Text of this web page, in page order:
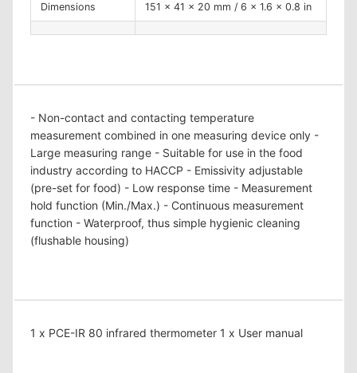
Dimensions 151 x 41 x 20 mm / 6 x 1.6 x 0.8 in
- Non-contact and contacting temperature
measurement combined in one measuring device only -
Large measuring range - Suitable for use in the food
industry according to HACCP - Emissivity adjustable
(pre-set for food) - Low response time - Measurement
hold function (Min./Max.) - Continuous measurement
function - Waterproof, thus simple hygienic cleaning
(flushable housing)
1 x PCE-IR 80 infrared thermometer 1 x User manual